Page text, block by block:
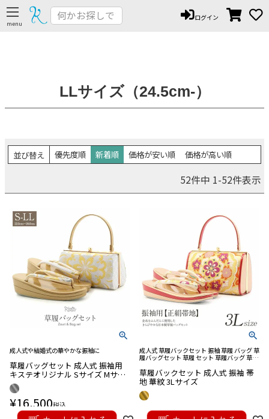
ログイン
LLサイズ（24.5cm-）
並び替え 優先度順 新着順 価格が安い順 価格が高い順
52件中 1-52件表示
成人式や結婚式の華やかな振袖に
草履バッグセット 成人式 振袖用
キステオリジナル Sサイズ Mサイ
ズ Lサイズ LLサイズ 花紋 金 シル
バー 銀 帯地 エナメル 2枚芯
¥16,500税込
成人式 草履バックセット 振袖 草履 バッグ 草
履バッグセット 草履 セット 草履バッグ 草履
ト バック草履 成人式草履バック
草履バックセット 成人式 振袖 帯
地 華紋 3Lサイズ
33,000税込